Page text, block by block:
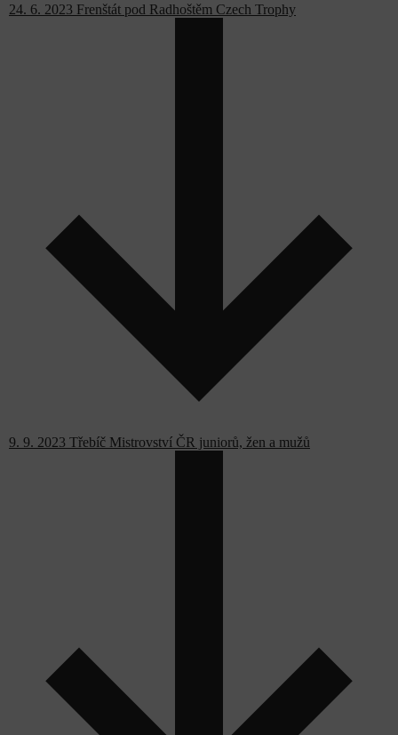
24. 6. 2023 Frenštát pod Radhoštěm Czech Trophy
9. 9. 2023 Třebíč Mistrovství ČR juniorů, žen a mužů